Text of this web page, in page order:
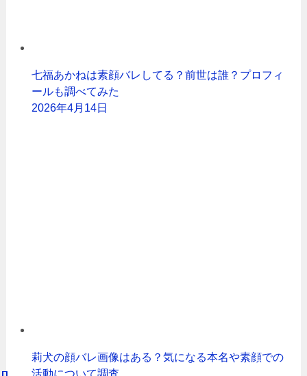
七福あかねは素顔バレしてる？前世は誰？プロフィ
ールも調べてみた
2026年4月14日
莉犬の顔バレ画像はある？気になる本名や素顔での
活動について調査